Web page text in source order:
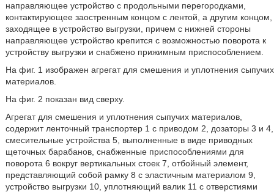
направляющее устройство с продольными перегородками,
контактирующее заостренным концом с лентой, а другим концом,
заходящее в устройство выгрузки, причем с нижней стороны
направляющее устройство крепится с возможностью поворота к
устройству выгрузки и снабжено прижимным приспособлением.
На фиг. 1 изображен агрегат для смешения и уплотнения сыпучих
материалов.
На фиг. 2 показан вид сверху.
Агрегат для смешения и уплотнения сыпучих материалов,
содержит ленточный транспортер 1 с приводом 2, дозаторы 3 и 4,
смесительные устройства 5, выполненные в виде приводных
щеточных барабанов, снабженные приспособлениями для
поворота 6 вокруг вертикальных стоек 7, отбойный элемент,
представляющий собой рамку 8 с эластичным материалом 9,
устройство выгрузки 10, уплотняющий валик 11 с отверстиями